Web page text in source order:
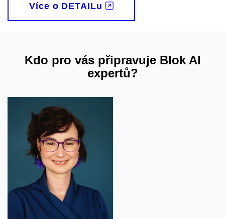
Více o DETAILu
Kdo pro vás připravuje Blok AI
expertů?